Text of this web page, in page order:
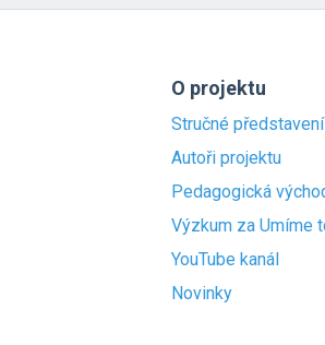
O projektu
Stručné představení
Autoři projektu
Pedagogická
Výzkum za Umíme
YouTube kanál
Novinky